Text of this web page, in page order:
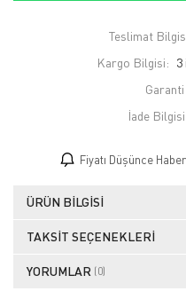
Teslimat
Kargo Bilgisi: 3
İade
Fiyatı Düşünce
ÜRÜN BILGISI
TAKSIT SEÇENEKLERI
YORUMLAR (0)